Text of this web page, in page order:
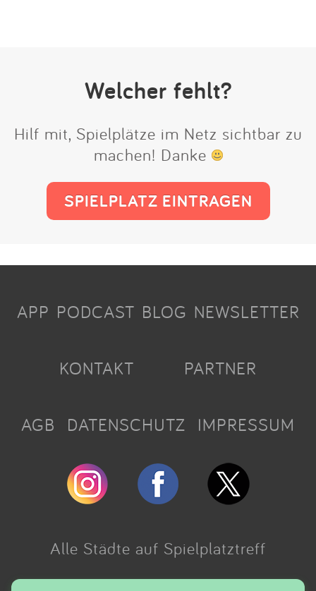
Welcher fehlt?
Hilf mit, Spielplätze im Netz sichtbar zu
machen! Danke
SPIELPLATZ EINTRAGEN
APP PODCAST BLOG NEWSLETTER
KONTAKT PARTNER
AGB DATENSCHUTZ IMPRESSUM
Alle Städte auf Spielplatztreff